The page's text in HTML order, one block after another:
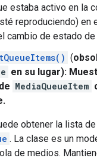
estaba activo en la
reproduciendo) en
cambio de estado
(
en su lugar):
MediaQueueItem
obtener la lista
. La clase es un
de medios.